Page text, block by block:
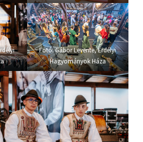
Fotó: Gábor Levente, Erdélyi
Hagyományok Háza